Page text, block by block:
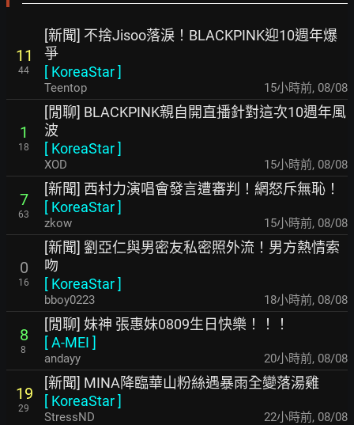
11
44
[新聞] 不捨Jisoo落淚！BLACKPINK迎10週年爆
爭
[ KoreaStar]
Teentop 15小時前, 08/08
1
18
[閒聊] BLACKPINK親自開直播針對這次10週年風
波
[ KoreaStar]
XOD 15小時前, 08/08
7
63
[新聞] 西村力演唱會發言遭審判！網怒斥無恥！
[ KoreaStar]
zkow 15小時前, 08/08
0
16
[新聞] 劉亞仁與男密友私密照外流！男方熱情索
吻
[ KoreaStar]
bboy0223 18小時前, 08/08
8
8
[閒聊] 妹神 張惠妹0809生日快樂！！！
[A-MEI ]
andayy 20小時前, 08/08
19
29
[新聞] MINA降臨華山粉絲遇暴雨全變落湯雞
[ KoreaStar]
StressND 22小時前, 08/08